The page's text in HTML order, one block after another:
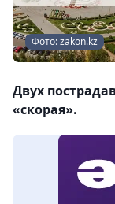
Фото: zakon.kz
Двух
«скорая».